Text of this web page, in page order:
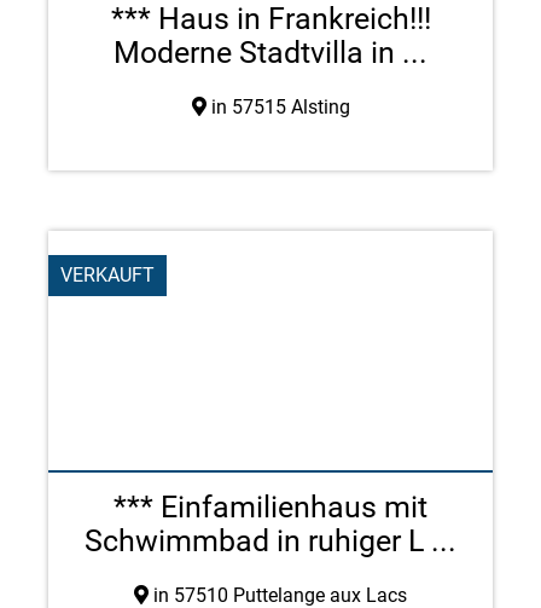
*** Haus in Frankreich!!!
Moderne Stadtvilla in ...
in 57515 Alsting
VERKAUFT
*** Einfamilienhaus mit
Schwimmbad in ruhiger L ...
in 57510 Puttelange aux Lacs